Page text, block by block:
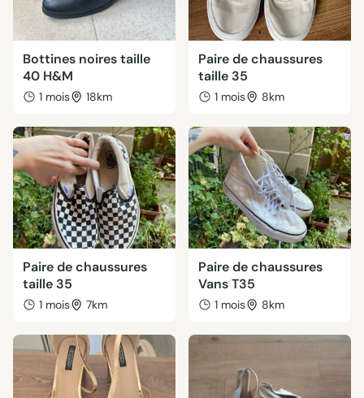
Bottines noires taille
40 H&M
1 mois 18km
Paire de chaussures
taille 35
1 mois 8km
Paire de chaussures
taille 35
1 mois 7km
Paire de chaussures
Vans T35
1 mois 8km